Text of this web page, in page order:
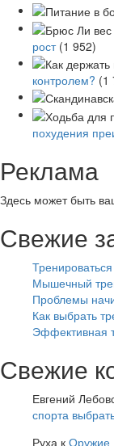
рост (1 952)
контролем? (1
похудения
Реклама
Здесь может быть
Свежие
Мышечный
Проблемы
Как выбрать
Эффективная
Свежие
Евгений
спорта
Руха к Оружие